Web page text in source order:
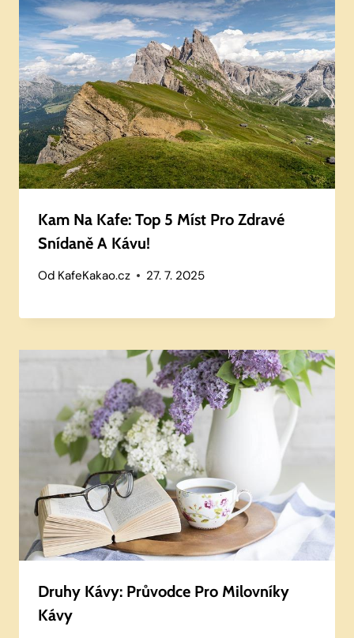
Kam Na Kafe: Top 5 Míst Pro Zdravé
Snídaně A Kávu!
Od KafeKakao.cz 27. 7. 2025
Druhy Kávy: Průvodce Pro Milovníky
Kávy